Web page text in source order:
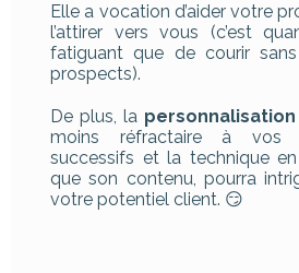
Elle a vocation d’aider votre
l’attirer vers vous (c’est
fatiguant que de courir
prospects).
De plus, la personnalisation
moins réfractaire à vos
successifs et la technique
que son contenu, pourra
votre potentiel client. 😏